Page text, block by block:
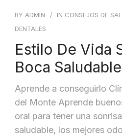
BY ADMIN IN CONSEJOS DE
DENTALES
Estilo De Vida
Boca Saludable
Aprende a conseguirlo
del Monte Aprende
oral para tener una
saludable, los mejores